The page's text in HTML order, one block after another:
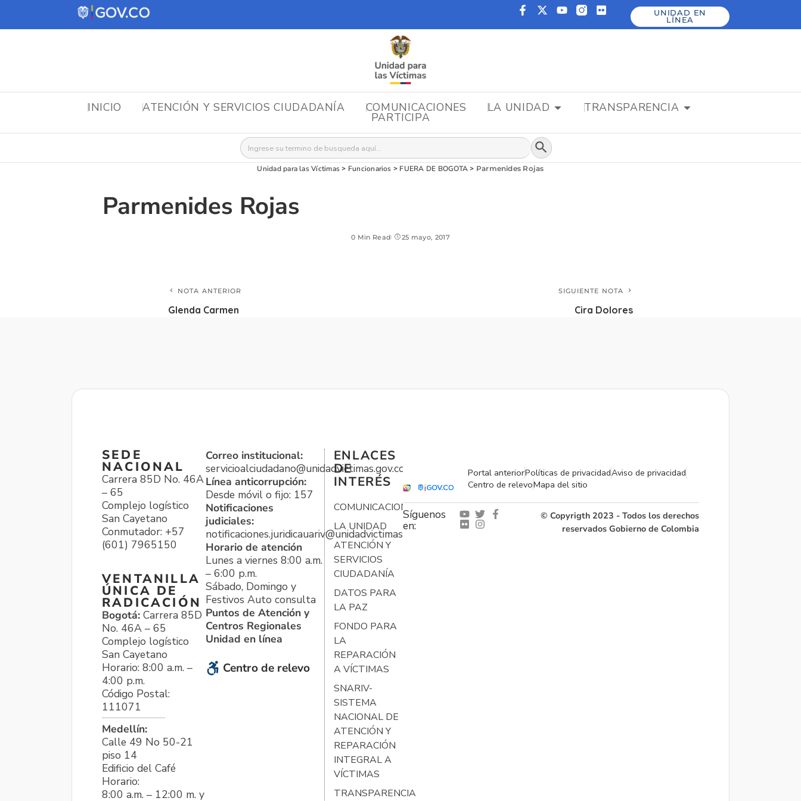
UNIDAD EN
LÍNEA
INICIO ATENCIÓN Y SERVICIOS CIUDADANÍA COMUNICACIONES LA UNIDAD TRANSPARENCIA
PARTICIPA
Buscar: Botón de búsqueda
Unidad para las Víctimas > Funcionarios > FUERA DE BOGOTA > Parmenides Rojas
Parmenides Rojas
0 Min Read 25 mayo, 2017
NOTA ANTERIOR
Glenda Carmen
SIGUIENTE NOTA
Cira Dolores
SEDE
NACIONAL
Carrera 85D No. 46A
– 65
Complejo logístico
San Cayetano
Conmutador: +57
(601) 7965150
VENTANILLA
ÚNICA DE
RADICACIÓN
Bogotá: Carrera 85D
No. 46A – 65
Complejo logístico
San Cayetano
Horario: 8:00 a.m. –
4:00 p.m.
Código Postal:
111071
Medellín:
Calle 49 No 50-21
piso 14
Edificio del Café
Horario:
8:00 a.m. – 12:00 m. y
Correo institucional:
servicioalciudadano@unidadvictimas.gov.co
Línea anticorrupción:
Desde móvil o fijo: 157
Notificaciones
judiciales:
notificaciones.juridicauariv@unidadvictimas.gov.co
Horario de atención
Lunes a viernes 8:00 a.m.
– 6:00 p.m.
Sábado, Domingo y
Festivos Auto consulta
Puntos de Atención y
Centros Regionales
Unidad en línea
Centro de relevo
ENLACES
DE
INTERÉS
COMUNICACIONES
LA UNIDAD
ATENCIÓN Y
SERVICIOS
CIUDADANÍA
DATOS PARA
LA PAZ
FONDO PARA
LA
REPARACIÓN
A VÍCTIMAS
SNARIV-
SISTEMA
NACIONAL DE
ATENCIÓN Y
REPARACIÓN
INTEGRAL A
VÍCTIMAS
TRANSPARENCIA
Portal anteriorPolíticas de privacidadAviso de privacidad
Centro de relevoMapa del sitio
Síguenos
en:
© Copyrigth 2023 - Todos los derechos
reservados Gobierno de Colombia